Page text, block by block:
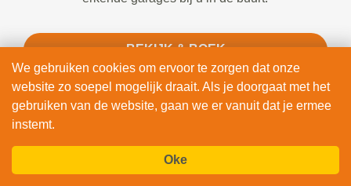
BEKIJK & BOEK
We gebruiken cookies om ervoor te zorgen dat onze
website zo soepel mogelijk draait. Als je doorgaat met het
gebruiken van de website, gaan we er vanuit dat je ermee
instemt.
Oke